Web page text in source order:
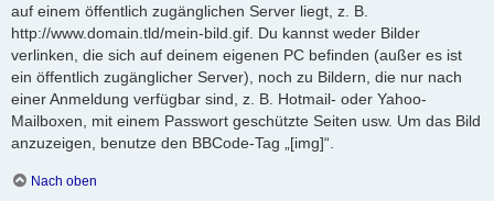
auf einem öffentlich zugänglichen Server liegt, z. B.
http://www.domain.tld/mein-bild.gif. Du kannst weder Bilder
verlinken, die sich auf deinem eigenen PC befinden (außer es ist
ein öffentlich zugänglicher Server), noch zu Bildern, die nur nach
einer Anmeldung verfügbar sind, z. B. Hotmail- oder Yahoo-
Mailboxen, mit einem Passwort geschützte Seiten usw. Um das Bild
anzuzeigen, benutze den BBCode-Tag „[img]“.
Nach oben